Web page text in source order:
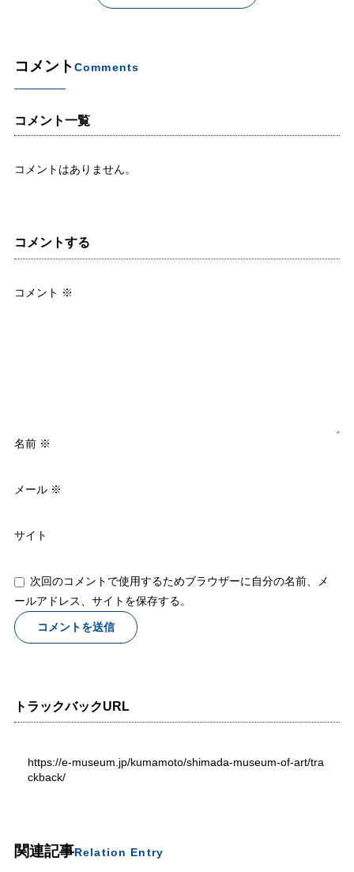
コメントComments
コメント一覧
コメントはありません。
コメントする
コメント ※
名前 ※
メール ※
サイト
次回のコメントで使用するためブラウザーに自分の名前、メ
ールアドレス、サイトを保存する。
トラックバックURL
https://e-museum.jp/kumamoto/shimada-museum-of-art/tra
ckback/
関連記事Relation Entry